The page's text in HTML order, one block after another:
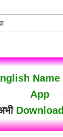
App
Download